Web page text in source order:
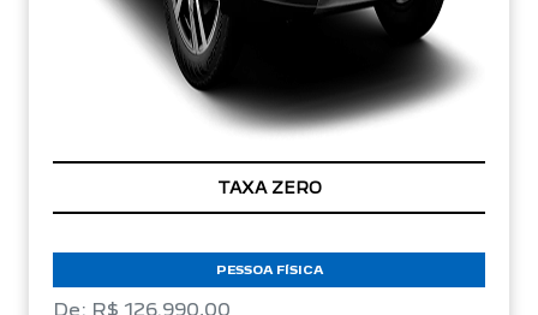
TAXA ZERO
PESSOA FÍSICA
De: R$ 126.990,00